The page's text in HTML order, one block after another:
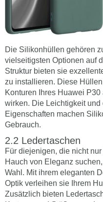
Die Silikonhüllen gehören
vielseitigsten Optionen auf
Struktur bieten sie
zu installieren. Diese
Konturen Ihres Huawei
wirken. Die Leichtigkeit
Eigenschaften machen
Gebrauch.
Ledertaschen
Für diejenigen, die nicht
Hauch von Eleganz
Wahl. Mit ihrem eleganten
Optik verleihen sie Ihrem
Zusätzlich bieten